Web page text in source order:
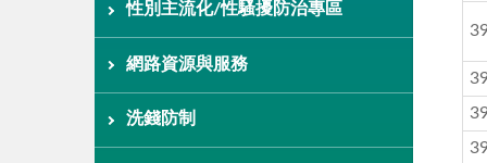
性別主流化/性騷擾防治專區
網路資源與服務
洗錢防制